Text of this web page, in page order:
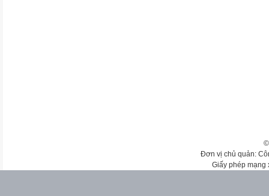
Đơn vị chủ quản:
Giấy phép mạng